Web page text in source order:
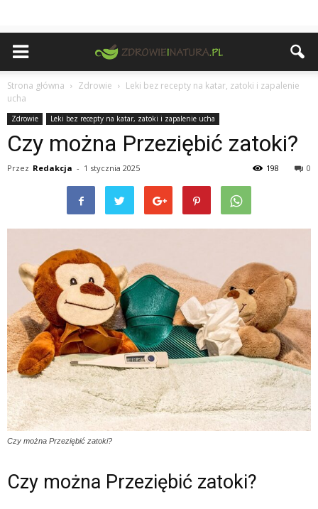
Strona główna Zdrowie
Leki bez recepty na katar, zatoki i zapalenie
ucha
Zdrowie Leki bez recepty na katar, zatoki i zapalenie ucha
Czy można Przeziębić zatoki?
Przez Redakcja - 1 stycznia 2025 0
198
Czy można Przeziębić zatoki?
Czy można Przeziębić zatoki?